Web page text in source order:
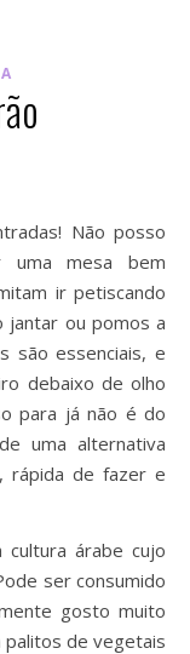
Não posso
uma mesa bem
ir petiscando
jantar ou pomos a
são essenciais, e
debaixo de olho
para já não é do
uma alternativa
rápida de fazer e
árabe cujo
ser consumido
gosto muito
palitos de vegetais